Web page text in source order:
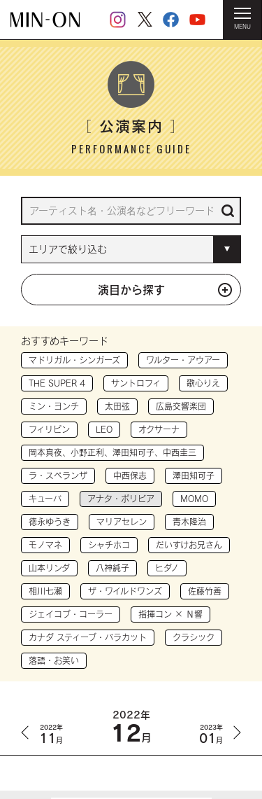
MENU
HOME ＞ 公演案内
［公演案内］
PERFORMANCE GUIDE
演目から探す
おすすめキーワード
マドリガル・シンガーズ ワルター・アウアー
THE SUPER 4 サントロフィ 歌心りえ
ミン・ヨンチ 太田弦 広島交響楽団
フィリピン LEO オクサーナ
岡本真夜、小野正利、澤田知可子、中西圭三
ラ・スペランザ 中西保志 澤田知可子
キューバ アナタ・ボリビア MOMO
徳永ゆうき マリアセレン 青木隆治
モノマネ シャチホコ だいすけお兄さん
山本リンダ 八神純子 ヒダノ
相川七瀬 ザ・ワイルドワンズ 佐藤竹善
ジェイコブ・コーラー 指揮コン × Ｎ響
カナダ スティーブ・バラカット クラシック
落語・お笑い
2022年
11 月
2022年
12月
2023年
01 月